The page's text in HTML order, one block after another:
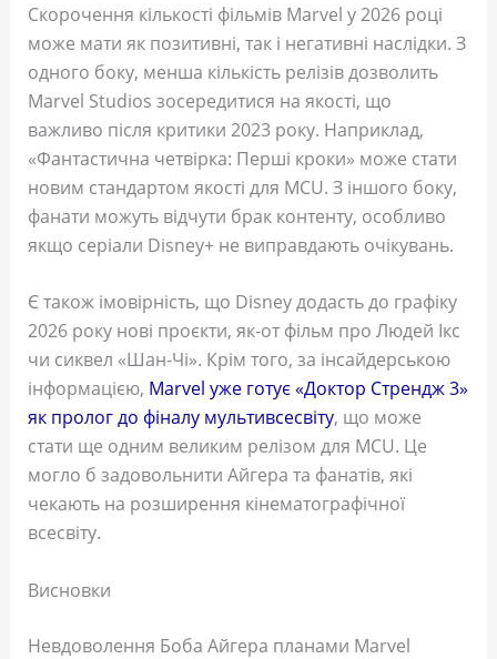
Скорочення кількості фільмів Marvel у 2026 році
може мати як позитивні, так і негативні наслідки. З
одного боку, менша кількість релізів дозволить
Marvel Studios зосередитися на якості, що
важливо після критики 2023 року. Наприклад,
«Фантастична четвірка: Перші кроки» може стати
новим стандартом якості для MCU. З іншого боку,
фанати можуть відчути брак контенту, особливо
якщо серіали Disney+ не виправдають очікувань.
Є також імовірність, що Disney додасть до графіку
2026 року нові проєкти, як-от фільм про Людей Ікс
чи сиквел «Шан-Чі». Крім того, за інсайдерською
інформацією, Marvel уже готує «Доктор Стрендж 3»
як пролог до фіналу мультивсесвіту, що може
стати ще одним великим релізом для MCU. Це
могло б задовольнити Айгера та фанатів, які
чекають на розширення кінематографічної
всесвіту.
Висновки
Невдоволення Боба Айгера планами Marvel